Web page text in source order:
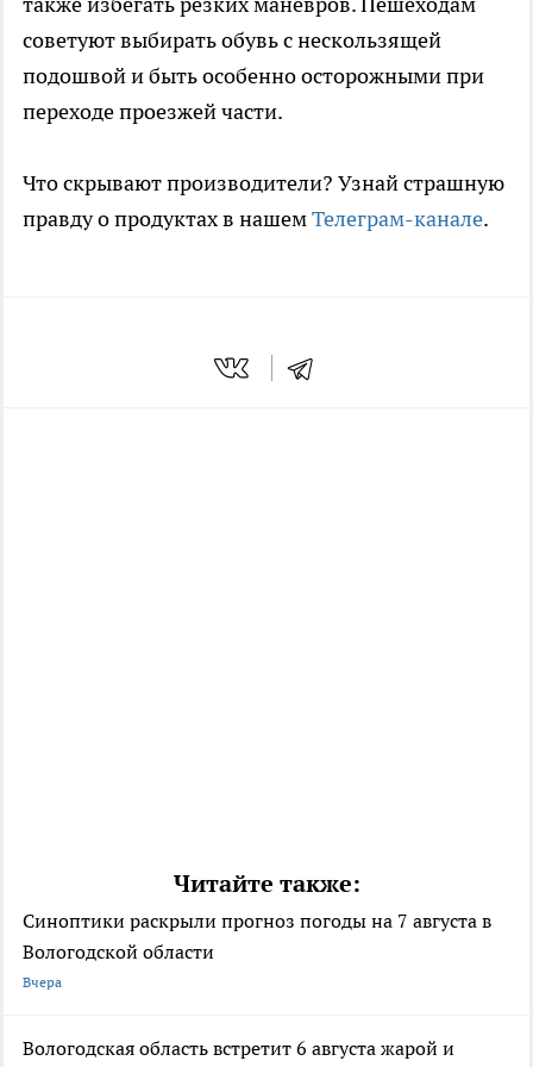
советуют выбирать обувь с нескользящей
подошвой и быть особенно осторожными при
переходе проезжей части.
Что скрывают производители? Узнай страшную
правду о продуктах в нашемТелеграм-канале.
Читайте также:
Синоптики раскрыли прогноз погоды на 7 августа в
Вологодской области
Вчера
Вологодская область встретит 6 августа жарой и